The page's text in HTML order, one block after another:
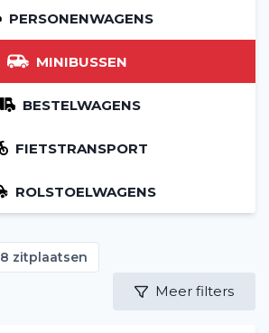
PERSONENWAGENS
MINIBUSSEN
BESTELWAGENS
FIETSTRANSPORT
ROLSTOELWAGENS
8 zitplaatsen
Meer filters